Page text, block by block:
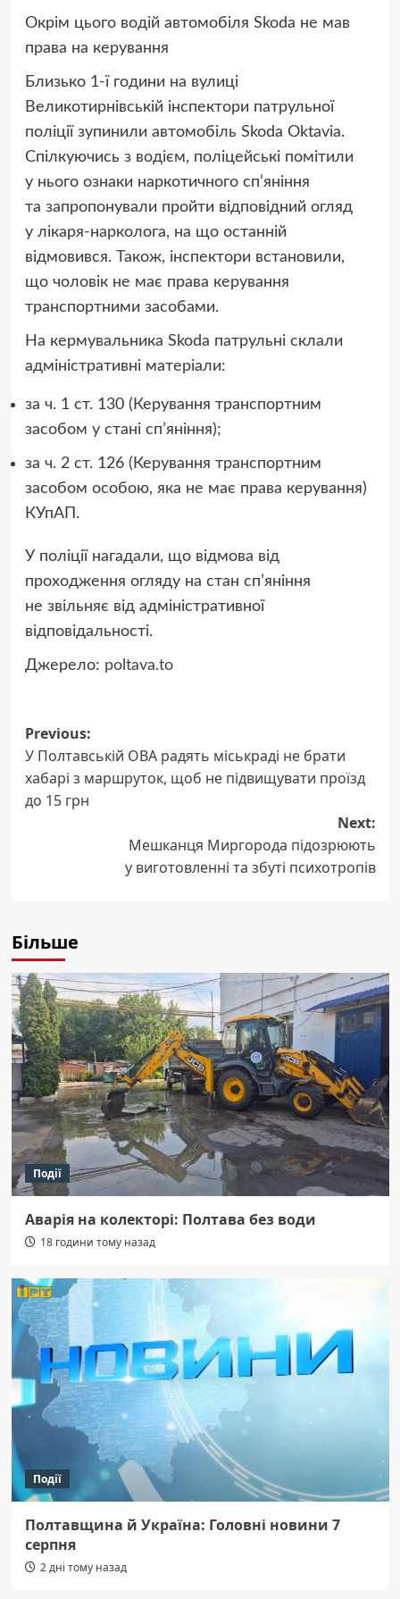
Окрім цього водій автомобіля Skoda не мав
права на керування
Близько 1-ї години на вулиці
Великотирнівській інспектори патрульної
поліції зупинили автомобіль Skoda Oktavia.
Спілкуючись з водієм, поліцейські помітили
у нього ознаки наркотичного сп’яніння
та запропонували пройти відповідний огляд
у лікаря-нарколога, на що останній
відмовився. Також, інспектори встановили,
що чоловік не має права керування
транспортними засобами.
На кермувальника Skoda патрульні склали
адміністративні матеріали:
за ч. 1 ст. 130 (Керування транспортним
засобом у стані сп’яніння);
за ч. 2 ст. 126 (Керування транспортним
засобом особою, яка не має права керування)
КУпАП.
У поліції нагадали, що відмова від
проходження огляду на стан сп’яніння
не звільняє від адміністративної
відповідальності.
Джерело: poltava.to
Post
navigation
Previous:
У Полтавській ОВА радять міськраді не брати
хабарі з маршруток, щоб не підвищувати проїзд
до 15 грн
Next:
Мешканця Миргорода підозрюють
у виготовленні та збуті психотропів
Більше
Події
Аварія на колекторі: Полтава без води
18 години тому назад
Події
Полтавщина й Україна: Головні новини 7
серпня
2 дні тому назад